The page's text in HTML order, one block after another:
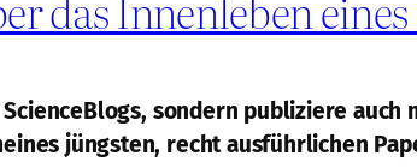
sondern publiziere auch
jüngsten, recht ausführlichen